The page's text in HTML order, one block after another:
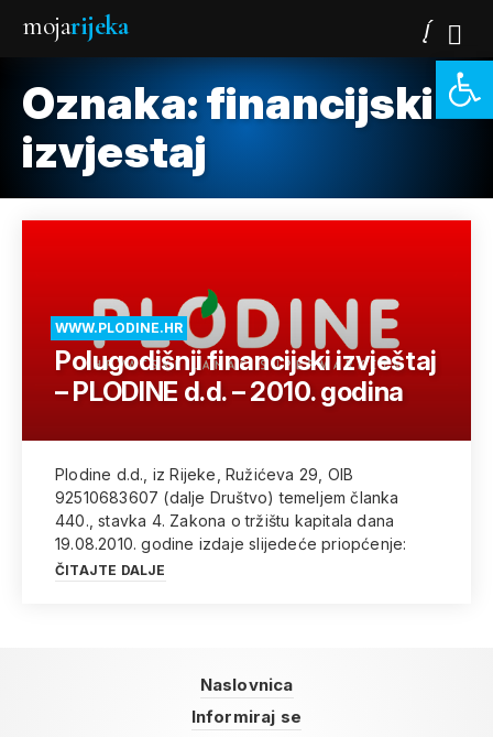
mojarijeka
Oznaka:financijski-
izvjestaj
WWW.PLODINE.HR
Polugodišnji financijski izvještaj
– PLODINE d.d. – 2010. godina
Plodine d.d., iz Rijeke, Ružićeva 29, OIB
92510683607 (dalje Društvo) temeljem članka
440., stavka 4. Zakona o tržištu kapitala dana
19.08.2010. godine izdaje slijedeće priopćenje:
ČITAJTE DALJE
Naslovnica
Informiraj se